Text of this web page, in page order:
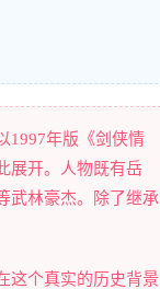
1997年版《剑侠情
展开。人物既有岳
武林豪杰。除了继承
这个真实的历史背景